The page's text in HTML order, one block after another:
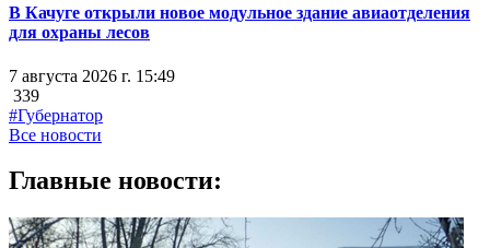
В Качуге открыли новое модульное здание авиаотделения
для охраны лесов
7 августа 2026 г. 15:49
339
#Губернатор
Все новости
Главные новости: